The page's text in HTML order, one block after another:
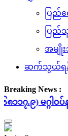
ပြည်
ပြ
အမျို
ဆက်သွယ်ရ
Breaking News :
ာရီဖြစ်ပါသည်။
Toggle
navigation